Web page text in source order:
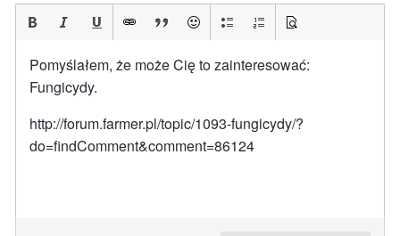
Pomyślałem, że może Cię to zainteresować:
Fungicydy.
http://forum.farmer.pl/topic/1093-fungicydy/?
do=findComment&comment=86124